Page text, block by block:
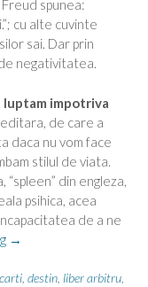
spunea:
cu alte cuvinte
sai. Dar prin
negativitatea.
luptam impotriva
de care a
daca nu vom face
stilul de viata.
din engleza,
psihica, acea
de a ne
“Analiza
→
carti destin liber arbitru